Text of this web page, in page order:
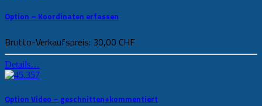
Option – Koordinaten erfassen
Brutto-Verkaufspreis: 30,00 CHF
Details…
Option Video – geschnitten+kommentiert